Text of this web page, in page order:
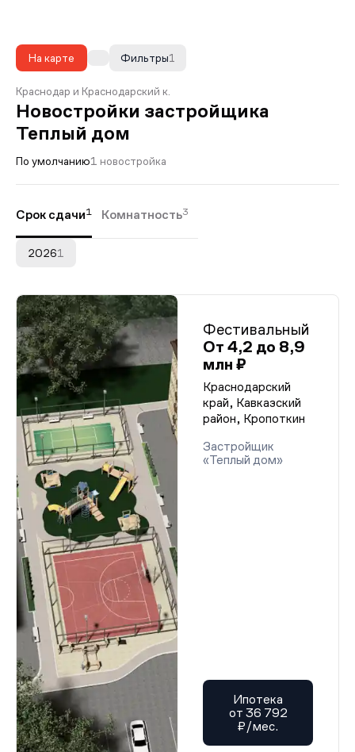
На карте 1
Фильтры
Краснодар и Краснодарский к.
Новостройки застройщика
Теплый дом
По умолчанию1 новостройка
Срок сдачи1 Комнатность3
20261
Фестивальный
От 4,2 до 8,9
млн ₽
Краснодарский
край, Кавказский
район, Кропоткин
Застройщик
«Теплый дом»
Ипотека
от 36 792
₽/мес.